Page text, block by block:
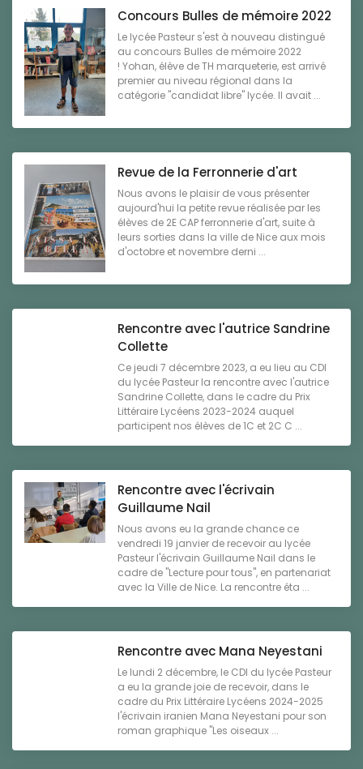
Concours Bulles de mémoire 2022
Le lycée Pasteur s'est à nouveau distingué
au concours Bulles de mémoire 2022
! Yohan, élève de TH marqueterie, est arrivé
premier au niveau régional dans la
catégorie "candidat libre" lycée. Il avait ...
Revue de la Ferronnerie d'art
Nous avons le plaisir de vous présenter
aujourd'hui la petite revue réalisée par les
élèves de 2E CAP ferronnerie d'art, suite à
leurs sorties dans la ville de Nice aux mois
d'octobre et novembre derni ...
Rencontre avec l'autrice Sandrine
Collette
Ce jeudi 7 décembre 2023, a eu lieu au CDI
du lycée Pasteur la rencontre avec l'autrice
Sandrine Collette, dans le cadre du Prix
Littéraire Lycéens 2023-2024 auquel
participent nos élèves de 1C et 2C C ...
Rencontre avec l'écrivain
Guillaume Nail
Nous avons eu la grande chance ce
vendredi 19 janvier de recevoir au lycée
Pasteur l'écrivain Guillaume Nail dans le
cadre de "Lecture pour tous", en partenariat
avec la Ville de Nice. La rencontre éta ...
Rencontre avec Mana Neyestani
Le lundi 2 décembre, le CDI du lycée Pasteur
a eu la grande joie de recevoir, dans le
cadre du Prix Littéraire Lycéens 2024-2025
l'écrivain iranien Mana Neyestani pour son
roman graphique "Les oiseaux ...